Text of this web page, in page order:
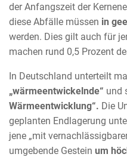
der Anfangszeit der
diese Abfälle müssen in
werden. Dies gilt auch für
machen rund 0,5 Prozent
In Deutschland unterteilt
„wärmeentwickelnde“ und
Wärmeentwicklung“. Die
geplanten Endlagerung
jene „mit
umgebende Gestein um